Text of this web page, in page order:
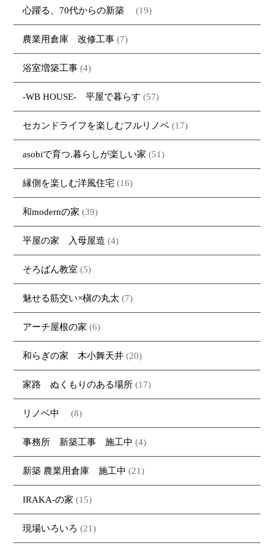
心躍る、70代からの新築 (19)
農業用倉庫 改修工事 (7)
浴室増築工事 (4)
-WB HOUSE- 平屋で暮らす (57)
セカンドライフを楽しむフルリノベ (17)
asobiで育つ.暮らしが楽しい家 (51)
縁側を楽しむ洋風住宅 (16)
和modernの家 (39)
平屋の家 入母屋造 (4)
そろばん教室 (5)
魅せる筋交い×槇の丸太 (7)
アーチ屋根の家 (6)
和らぎの家 木小舞天井 (20)
家路 ぬくもりのある場所 (17)
リノベ中 (8)
事務所 新築工事 施工中 (4)
新築 農業用倉庫 施工中 (21)
IRAKA-の家 (15)
現場いろいろ (21)